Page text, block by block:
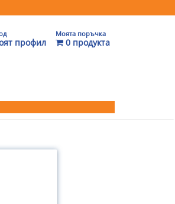
профил
Моята поръчка
0 продукта